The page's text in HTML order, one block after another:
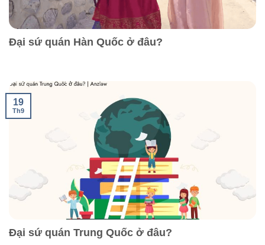
Đại sứ quán Hàn Quốc ở đâu?
Đại sứ quán Trung Quốc ở đâu?
19
Th9